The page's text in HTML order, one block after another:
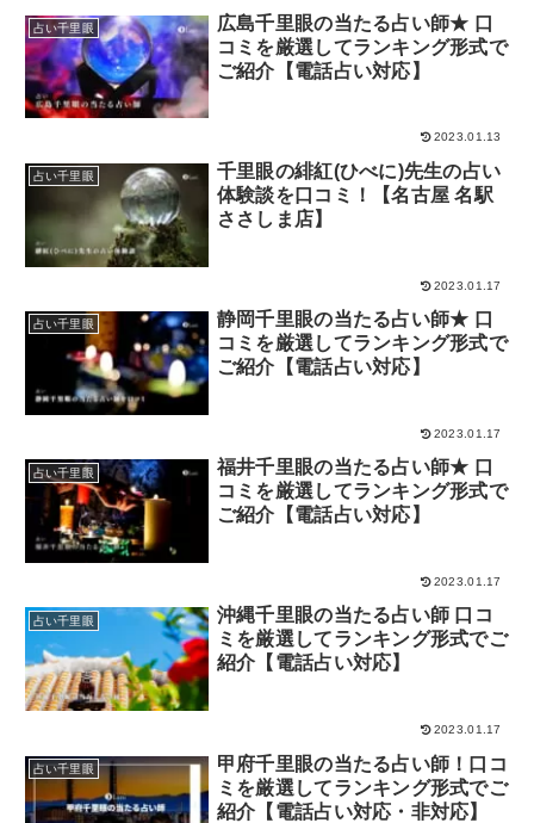
占い千里眼
広島千里眼の当たる占い師★ 口
コミを厳選してランキング形式で
ご紹介【電話占い対応】
2023.01.13
占い千里眼
千里眼の緋紅(ひべに)先生の占い
体験談を口コミ！【名古屋 名駅
ささしま店】
2023.01.17
占い千里眼
静岡千里眼の当たる占い師★ 口
コミを厳選してランキング形式で
ご紹介【電話占い対応】
2023.01.17
占い千里眼
福井千里眼の当たる占い師★ 口
コミを厳選してランキング形式で
ご紹介【電話占い対応】
2023.01.17
占い千里眼
沖縄千里眼の当たる占い師 口コ
ミを厳選してランキング形式でご
紹介【電話占い対応】
2023.01.17
占い千里眼
甲府千里眼の当たる占い師！口コ
ミを厳選してランキング形式でご
紹介【電話占い対応・非対応】